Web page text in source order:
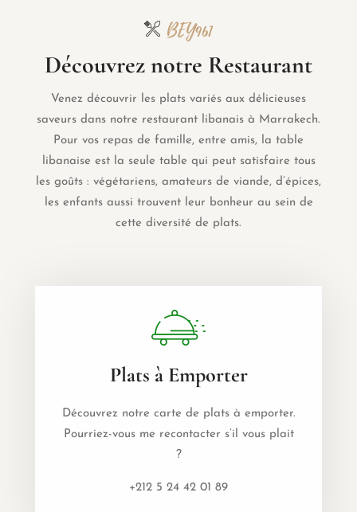
BEY961
Découvrez notre Restaurant
Venez découvrir les plats variés aux délicieuses
saveurs dans notre restaurant libanais à Marrakech.
Pour vos repas de famille, entre amis, la table
libanaise est la seule table qui peut satisfaire tous
les goûts : végétariens, amateurs de viande, d’épices,
les enfants aussi trouvent leur bonheur au sein de
cette diversité de plats.
Plats à Emporter
Découvrez notre carte de plats à emporter.
Pourriez-vous me recontacter s’il vous plait
?
+212 5 24 42 01 89